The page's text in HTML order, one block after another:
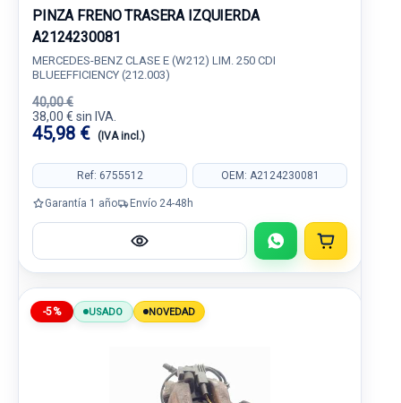
PINZA FRENO TRASERA IZQUIERDA
A2124230081
MERCEDES-BENZ CLASE E (W212) LIM. 250 CDI
BLUEEFFICIENCY (212.003)
40,00 €
38,00 € sin IVA.
45,98 € (IVA incl.)
Ref: 6755512 OEM: A2124230081
Garantía 1 año Envío 24-48h
-5% USADO NOVEDAD